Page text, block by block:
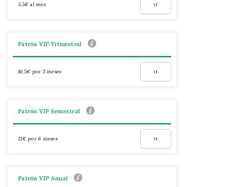
3,5€ al mes Ir
Patrón VIP Trimestral
10,5€ por 3 meses Ir
Patrón VIP Semestral
21€ por 6 meses Ir
Patrón VIP Anual